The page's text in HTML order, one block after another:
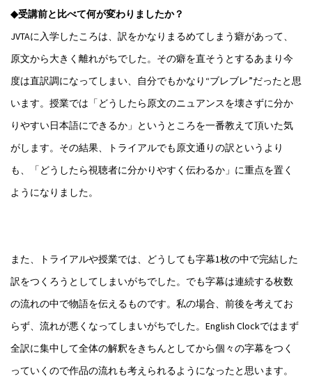
◆受講前と比べて何が変わりましたか？
JVTAに入学したころは、訳をかなりまるめてしまう癖があって、
原文から大きく離れがちでした。その癖を直そうとするあまり今
度は直訳調になってしまい、自分でもかなり“ブレブレ”だったと思
います。授業では「どうしたら原文のニュアンスを壊さずに分か
りやすい日本語にできるか」というところを一番教えて頂いた気
がします。その結果、トライアルでも原文通りの訳というより
も、「どうしたら視聴者に分かりやすく伝わるか」に重点を置く
ようになりました。
また、トライアルや授業では、どうしても字幕1枚の中で完結した
訳をつくろうとしてしまいがちでした。でも字幕は連続する枚数
の流れの中で物語を伝えるものです。私の場合、前後を考えてお
らず、流れが悪くなってしまいがちでした。English Clockではまず
全訳に集中して全体の解釈をきちんとしてから個々の字幕をつく
っていくので作品の流れも考えられるようになったと思います。